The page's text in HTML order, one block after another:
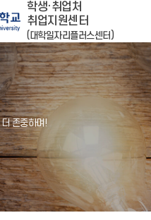
학생·취업처
취업지원센터
(대학일자리플러스센터)